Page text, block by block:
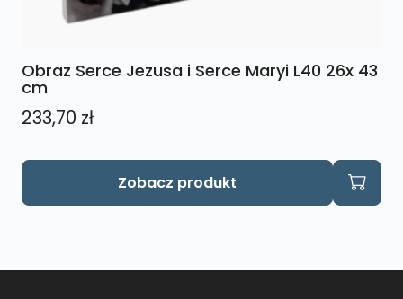
Obraz Serce Jezusa i Serce Maryi L40 26x 43
cm
233,70 zł
Zobacz produkt